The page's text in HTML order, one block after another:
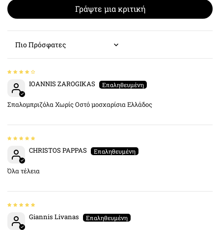
Γράψτε μια κριτική
Sort by
IOANNIS ZAROGIKAS
Σπαλομπριζόλα Χωρίς Οστό μοσχαρίσια Ελλάδος
CHRISTOS PAPPAS
Όλα τέλεια
Giannis Livanas